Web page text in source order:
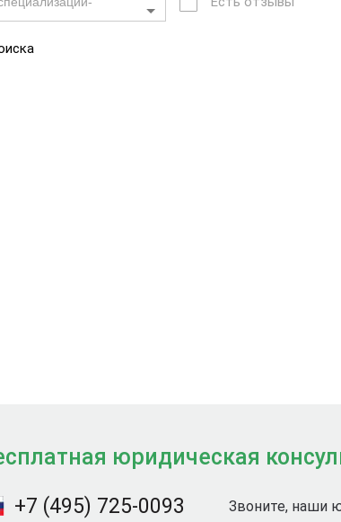
юридическая
+7 (495) 725-0093 Звоните, наши